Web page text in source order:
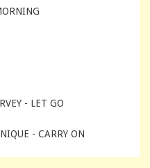
- LET GO
- CARRY ON